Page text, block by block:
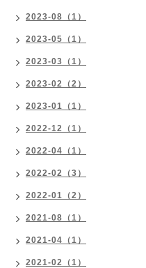
2023-08（1）
2023-05（1）
2023-03（1）
2023-02（2）
2023-01（1）
2022-12（1）
2022-04（1）
2022-02（3）
2022-01（2）
2021-08（1）
2021-04（1）
2021-02（1）